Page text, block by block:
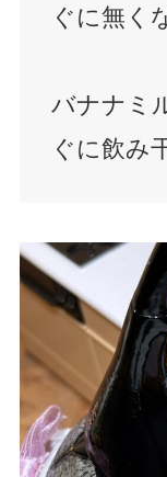
ぐに無く
バナナミ
ぐに飲み